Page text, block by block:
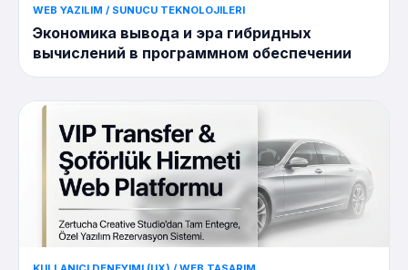
WEB YAZILIM / SUNUCU TEKNOLOJILERI
Экономика вывода и эра гибридных
вычислений в программном обеспечении